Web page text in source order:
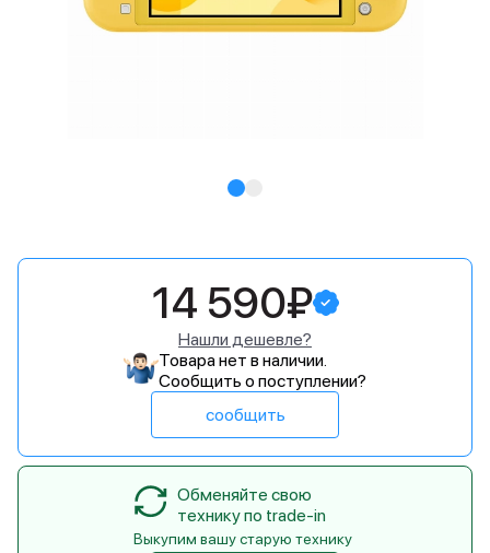
14 590₽
Нашли дешевле?
Товара нет в наличии.
Сообщить о поступлении?
сообщить
Обменяйте свою
технику по trade-in
Выкупим вашу старую технику